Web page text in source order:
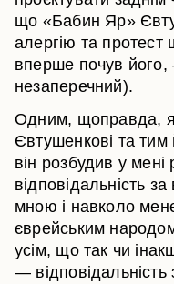
що «Бабин Яр»
алергію та протест
вперше почув його,
незаперечний).
Одним, щоправда, я
Євтушенкові та
він розбудив у
відповідальність
мною і навколо
єврейським
усім, що так чи
—